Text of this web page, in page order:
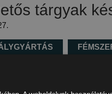
tárgyak